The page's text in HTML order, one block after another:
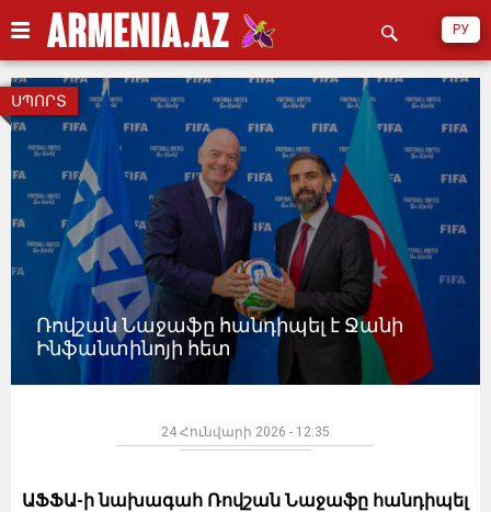
РУ
Ռովշան Նաջաֆը հանդիպել է Ջանի
Ինֆանտինոյի հետ
ՍՊՈՐՏ
24 Հունվարի 2026 - 12:35
ԱՖՖԱ-ի նախագահ Ռովշան Նաջաֆը հանդիպել